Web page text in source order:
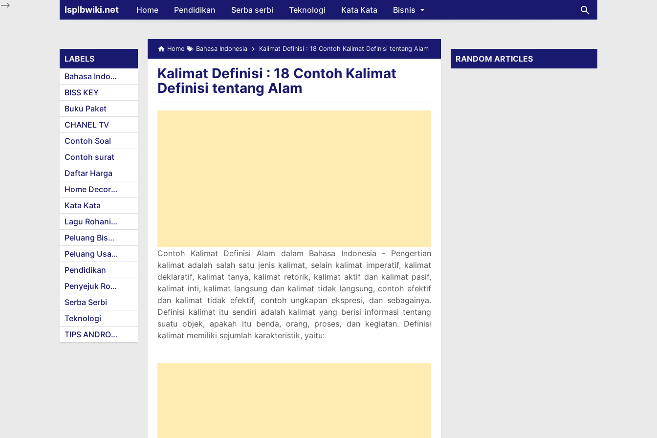
-->
Skip to main content
Isplbwiki.net Home Pendidikan Serba serbi Teknologi Kata Kata Bisnis
Home Bahasa Indonesia Kalimat Definisi : 18 Contoh Kalimat Definisi tentang Alam
Kalimat Definisi : 18 Contoh Kalimat
Definisi tentang Alam
Contoh Kalimat Definisi Alam dalam Bahasa Indonesia - Pengertian
kalimat adalah salah satu jenis kalimat, selain kalimat imperatif, kalimat
deklaratif, kalimat tanya, kalimat retorik, kalimat aktif dan kalimat pasif,
kalimat inti, kalimat langsung dan kalimat tidak langsung, contoh efektif
dan kalimat tidak efektif, contoh ungkapan ekspresi, dan sebagainya.
Definisi kalimat itu sendiri adalah kalimat yang berisi informasi tentang
suatu objek, apakah itu benda, orang, proses, dan kegiatan. Definisi
kalimat memiliki sejumlah karakteristik, yaitu:
LABELS
Bahasa Indonesia
BISS KEY
Buku Paket
CHANEL TV
Contoh Soal
Contoh surat
Daftar Harga
Home Decoration
Kata Kata
Lagu Rohani Kristen
Peluang Bisnis
Peluang Usaha
Pendidikan
Penyejuk Rohani
Serba Serbi
Teknologi
TIPS ANDROID
RANDOM ARTICLES